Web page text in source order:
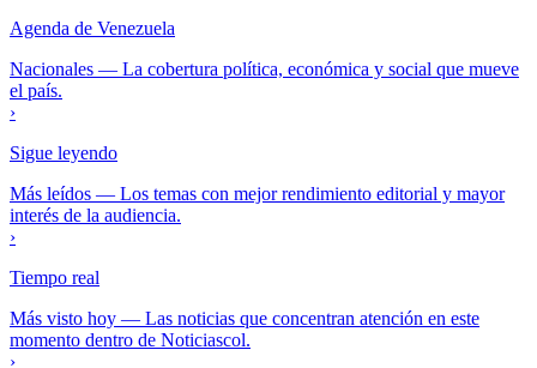
Agenda de Venezuela
Nacionales — La cobertura política, económica y social que mueve
el país.
›
Sigue leyendo
Más leídos — Los temas con mejor rendimiento editorial y mayor
interés de la audiencia.
›
Tiempo real
Más visto hoy — Las noticias que concentran atención en este
momento dentro de Noticiascol.
›